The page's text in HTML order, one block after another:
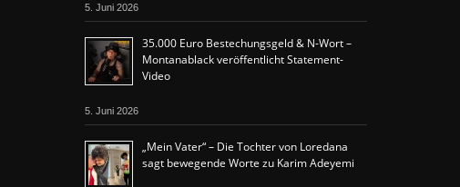
5. Juni 2026
35.000 Euro Bestechungsgeld & N-Wort –
Montanablack veröffentlicht Statement-
Video
5. Juni 2026
„Mein Vater“ – Die Tochter von Loredana
sagt bewegende Worte zu Karim Adeyemi